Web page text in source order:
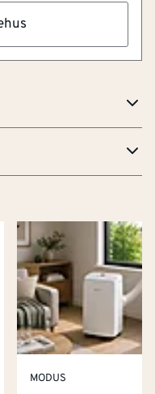
fri og lett
snill mot
MODUS